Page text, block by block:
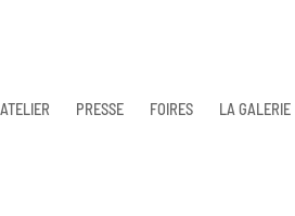
ATELIER PRESSE FOIRES LA GALERIE